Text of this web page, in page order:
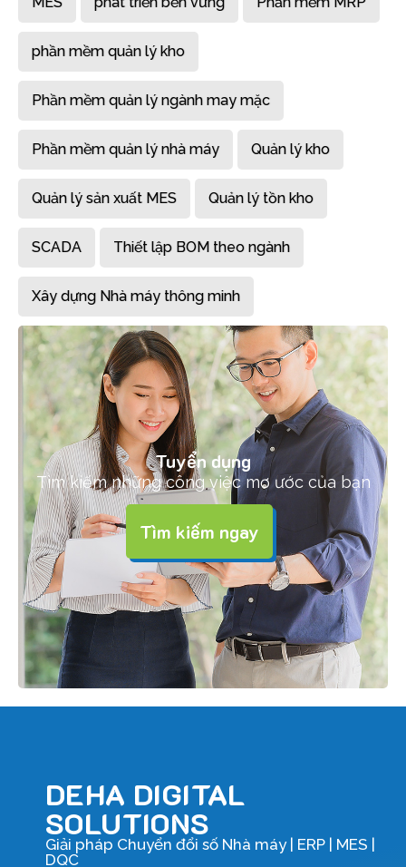
phần mềm quản lý kho
Phần mềm quản lý ngành may mặc
Phần mềm quản lý nhà máy Quản lý kho
Quản lý sản xuất MES Quản lý tồn kho
SCADA Thiết lập BOM theo ngành
Xây dựng Nhà máy thông minh
Tuyển dụng
Tìm kiếm những công việc mơ ước của bạn
Tìm kiếm ngay
DEHA DIGITAL
SOLUTIONS
Giải pháp Chuyển đổi số Nhà máy | ERP | MES |
DQC